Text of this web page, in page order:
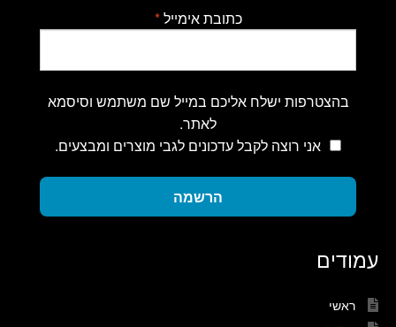
כתובת אימייל*
בהצטרפות ישלח אליכם במייל שם משתמש וסיסמא
לאתר.
אני רוצה לקבל עדכונים לגבי מוצרים ומבצעים.
הרשמה
עמודים
ראשי